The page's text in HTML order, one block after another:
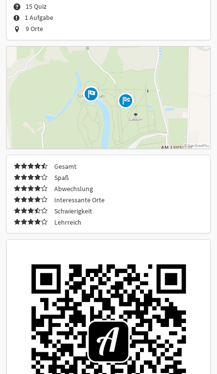
15 Quiz
1 Aufgabe
9 Orte
Gesamt
Spaß
Abwechslung
Interessante Orte
Schwierigkeit
Lehrreich